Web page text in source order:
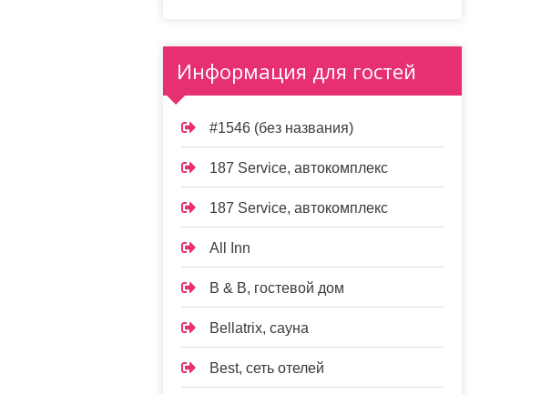
Информация для гостей
#1546 (без названия)
187 Service, автокомплекс
187 Service, автокомплекс
All Inn
B & B, гостевой дом
Bellatrix, сауна
Best, сеть отелей